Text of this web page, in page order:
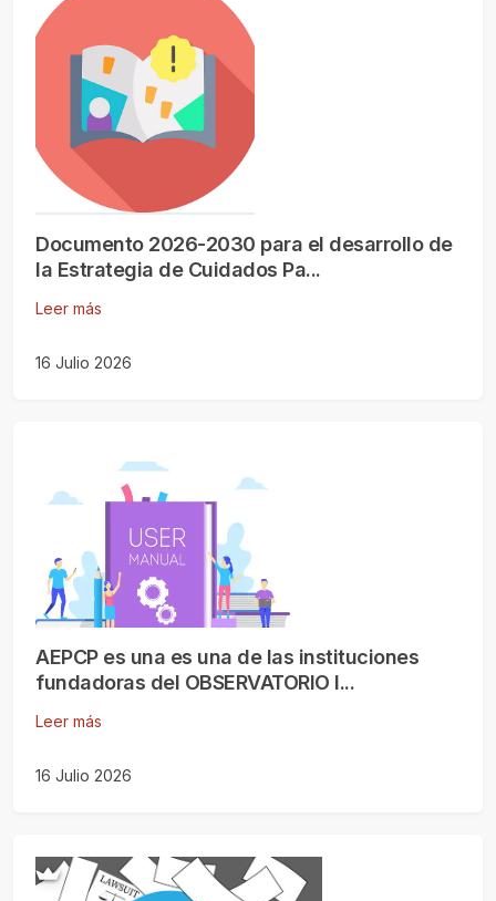
Documento 2026-2030 para el desarrollo de
la Estrategia de Cuidados Pa...
Leer más
16 Julio 2026
AEPCP es una es una de las instituciones
fundadoras del OBSERVATORIO I...
Leer más
16 Julio 2026